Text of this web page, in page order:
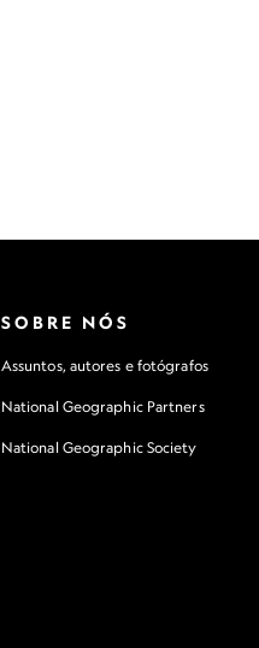
que mais ressoa;
por ajudar a abrir
SOBRE NÓS
Assuntos, autores e fotógrafos
National Geographic Partners
National Geographic Society